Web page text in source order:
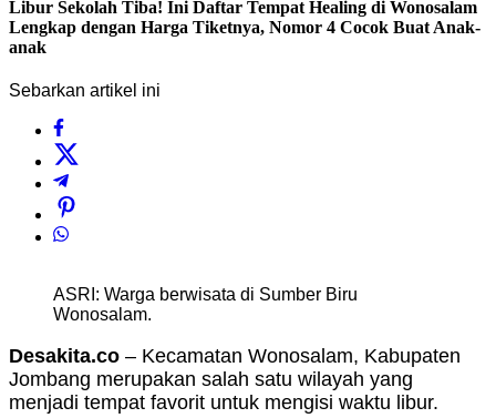
Libur Sekolah Tiba! Ini Daftar Tempat Healing di Wonosalam
Lengkap dengan Harga Tiketnya, Nomor 4 Cocok Buat Anak-
anak
Sebarkan artikel ini
ASRI: Warga berwisata di Sumber Biru
Wonosalam.
Desakita.co – Kecamatan Wonosalam, Kabupaten
Jombang merupakan salah satu wilayah yang
menjadi tempat favorit untuk mengisi waktu libur.